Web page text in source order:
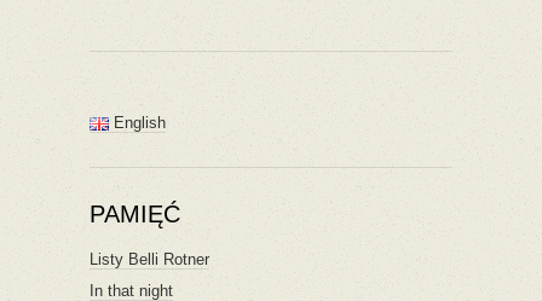
English
PAMIĘĆ
Listy Belli Rotner
In that night